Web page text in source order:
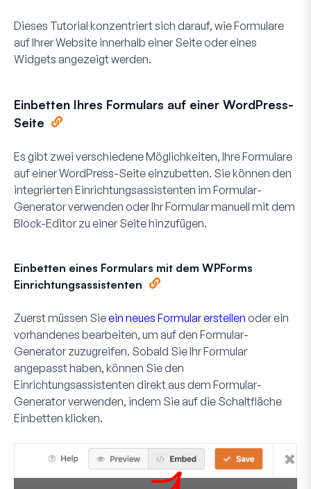
Dieses Tutorial konzentriert sich darauf, wie Formulare
auf Ihrer Website innerhalb einer Seite oder eines
Widgets angezeigt werden.
Einbetten Ihres Formulars auf einer WordPress-
Seite
Es gibt zwei verschiedene Möglichkeiten, Ihre Formulare
auf einer WordPress-Seite einzubetten. Sie können den
integrierten Einrichtungsassistenten im Formular-
Generator verwenden oder Ihr Formular manuell mit dem
Block-Editor zu einer Seite hinzufügen.
Einbetten eines Formulars mit dem WPForms
Einrichtungsassistenten
Zuerst müssen Sieein neues Formular erstellen oder ein
vorhandenes bearbeiten, um auf den Formular-
Generator zuzugreifen. Sobald Sie Ihr Formular
angepasst haben, können Sie den
Einrichtungsassistenten direkt aus dem Formular-
Generator verwenden, indem Sie auf die Schaltfläche
Einbetten klicken.